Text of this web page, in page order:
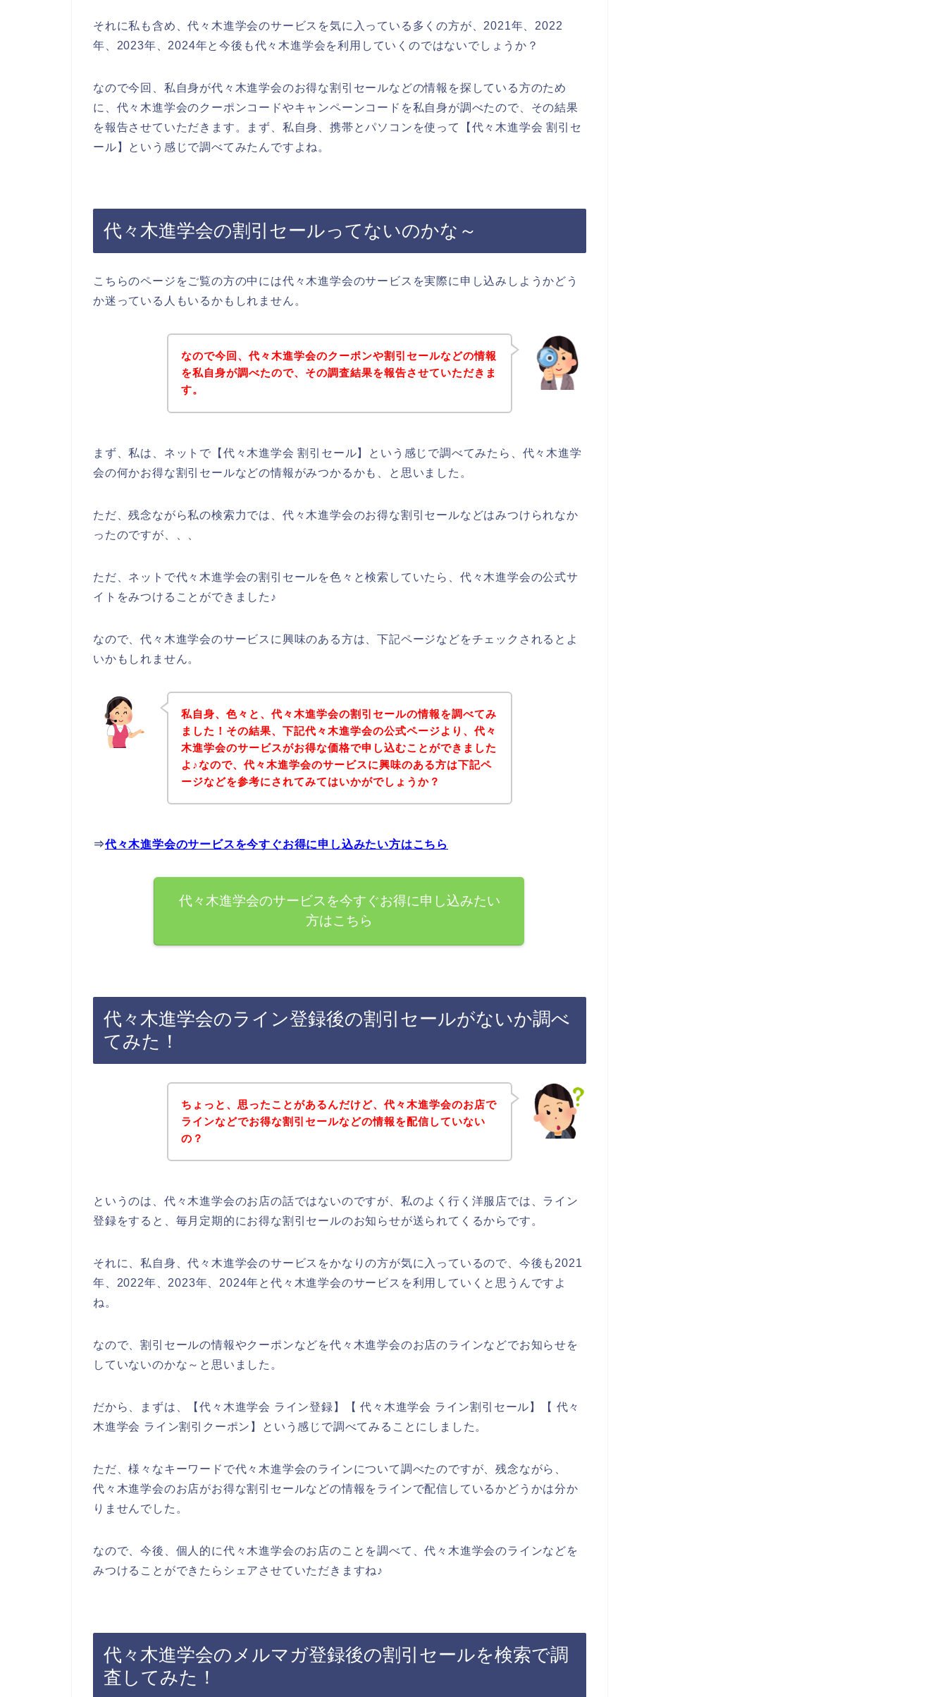
それに私も含め、代々木進学会のサービスを気に入っている多くの方が、2021年、2022
年、2023年、2024年と今後も代々木進学会を利用していくのではないでしょうか？
なので今回、私自身が代々木進学会のお得な割引セールなどの情報を探している方のため
に、代々木進学会のクーポンコードやキャンペーンコードを私自身が調べたので、その結果
を報告させていただきます。まず、私自身、携帯とパソコンを使って【代々木進学会 割引セ
ール】という感じで調べてみたんですよね。
代々木進学会の割引セールってないのかな～
こちらのページをご覧の方の中には代々木進学会のサービスを実際に申し込みしようかどう
か迷っている人もいるかもしれません。
なので今回、代々木進学会のクーポンや割引セールなどの情報
を私自身が調べたので、その調査結果を報告させていただきま
す。
まず、私は、ネットで【代々木進学会 割引セール】という感じで調べてみたら、代々木進学
会の何かお得な割引セールなどの情報がみつかるかも、と思いました。
ただ、残念ながら私の検索力では、代々木進学会のお得な割引セールなどはみつけられなか
ったのですが、、、
ただ、ネットで代々木進学会の割引セールを色々と検索していたら、代々木進学会の公式サ
イトをみつけることができました♪
なので、代々木進学会のサービスに興味のある方は、下記ページなどをチェックされるとよ
いかもしれません。
私自身、色々と、代々木進学会の割引セールの情報を調べてみ
ました！その結果、下記代々木進学会の公式ページより、代々
木進学会のサービスがお得な価格で申し込むことができました
よ♪なので、代々木進学会のサービスに興味のある方は下記ペ
ージなどを参考にされてみてはいかがでしょうか？
⇒代々木進学会のサービスを今すぐお得に申し込みたい方はこちら
代々木進学会のサービスを今すぐお得に申し込みたい
方はこちら
代々木進学会のライン登録後の割引セールがないか調べ
てみた！
ちょっと、思ったことがあるんだけど、代々木進学会のお店で
ラインなどでお得な割引セールなどの情報を配信していない
の？
というのは、代々木進学会のお店の話ではないのですが、私のよく行く洋服店では、ライン
登録をすると、毎月定期的にお得な割引セールのお知らせが送られてくるからです。
それに、私自身、代々木進学会のサービスをかなりの方が気に入っているので、今後も2021
年、2022年、2023年、2024年と代々木進学会のサービスを利用していくと思うんですよ
ね。
なので、割引セールの情報やクーポンなどを代々木進学会のお店のラインなどでお知らせを
していないのかな～と思いました。
だから、まずは、【代々木進学会 ライン登録】【 代々木進学会 ライン割引セール】【 代々
木進学会 ライン割引クーポン】という感じで調べてみることにしました。
ただ、様々なキーワードで代々木進学会のラインについて調べたのですが、残念ながら、
代々木進学会のお店がお得な割引セールなどの情報をラインで配信しているかどうかは分か
りませんでした。
なので、今後、個人的に代々木進学会のお店のことを調べて、代々木進学会のラインなどを
みつけることができたらシェアさせていただきますね♪
代々木進学会のメルマガ登録後の割引セールを検索で調
査してみた！